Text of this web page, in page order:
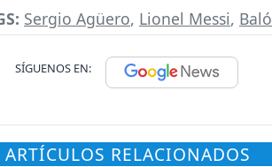
Sergio Agüero, Lionel Messi,
SÍGUENOS EN:
ARTÍCULOS RELACIONADOS